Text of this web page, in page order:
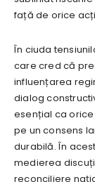
față de orice
În ciuda
care cred că
influențarea
dialog
esențial ca
pe un consens
durabilă. În
medierea
reconciliere